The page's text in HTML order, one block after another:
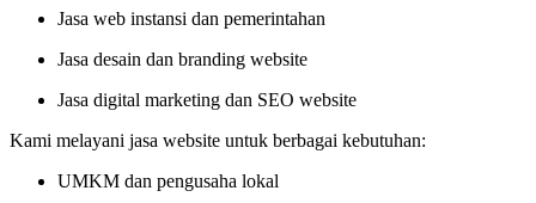
Jasa web instansi dan pemerintahan
Jasa desain dan branding website
Jasa digital marketing dan SEO website
Kami melayani jasa website untuk berbagai kebutuhan:
UMKM dan pengusaha lokal